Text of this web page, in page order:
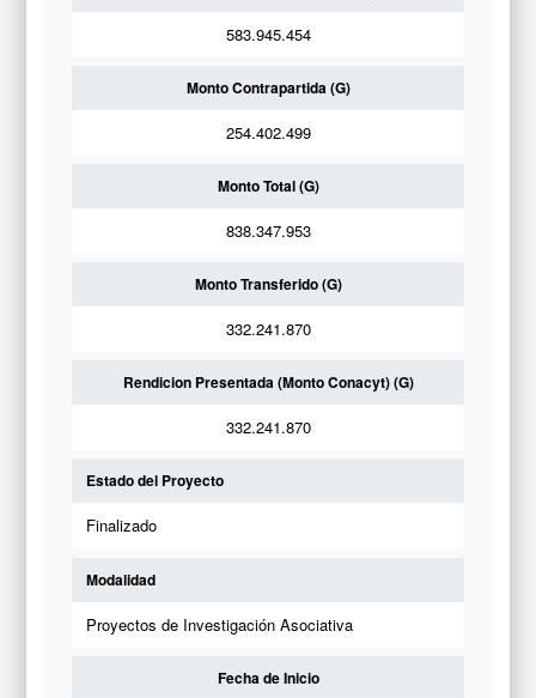
583.945.454
Monto Contrapartida (G)
254.402.499
Monto Total (G)
838.347.953
Monto Transferido (G)
332.241.870
Rendicion Presentada (Monto Conacyt) (G)
332.241.870
Estado del Proyecto
Finalizado
Modalidad
Proyectos de Investigación Asociativa
Fecha de Inicio